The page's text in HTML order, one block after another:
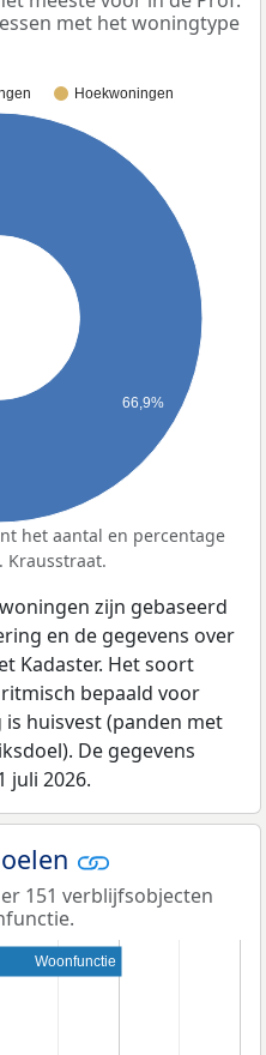
met het woningtype
Hoekwoningen
66,9%
het aantal en percentage
Krausstraat.
zijn gebaseerd
en de gegevens over
Kadaster. Het soort
bepaald voor
huisvest (panden met
De gegevens
juli 2026.
151 verblijfsobjecten
Woonfunctie